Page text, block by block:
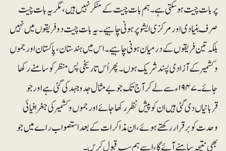
پر بات چیت ہو سکتی ہے ۔ ہم بات چیت کے منکر نہیں ہیں، مگر یہ بات چیت
صرف بنیادی اور مرکزی ایشو پر ہونی چاہیے۔ یہ بات چیت دو فریقوں میں نہیں
بلکہ تین فریقوں کے درمیان ہونی چاہیے۔ اس میں ہندستان ،پاکستان اور جموں
وکشمیر کے آزادی پسند شریک ہوں۔ پھر اُس تاریخی پس منظر کو سامنے رکھا
جائے۔ ۱۹۴۷ء سے لے کر آج تک جو بے مثال جدوجہد کی گئی ہے اور جو
قربانیاں دی گئی ہیں ان کو پیش نظر رکھا جائے اور جموں و کشمیر کی جغرافیائی
وحدت کو برقرار رکھتے ہوئے، ان مذاکرات کے بعد استصواب راے میں جو
بھی نتیجہ سامنے آئے گا، اسے ہم سب قبول کریں۔